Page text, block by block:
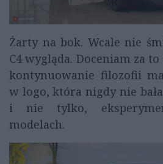
Żarty na bok. Wcale nie
C4 wygląda. Doceniam za
kontynuowanie filozofii
w logo, która nigdy nie
i nie tylko,
modelach.